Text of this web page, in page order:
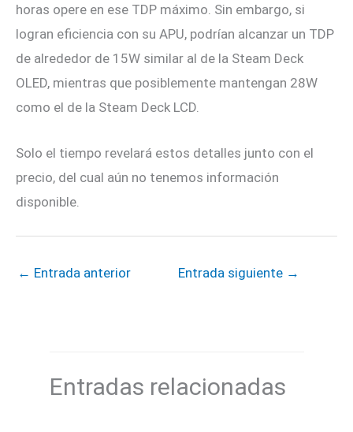
horas opere en ese TDP máximo. Sin embargo, si
logran eficiencia con su APU, podrían alcanzar un TDP
de alrededor de 15W similar al de la Steam Deck
OLED, mientras que posiblemente mantengan 28W
como el de la Steam Deck LCD.
Solo el tiempo revelará estos detalles junto con el
precio, del cual aún no tenemos información
disponible.
← Entrada anterior Entrada siguiente →
Entradas relacionadas